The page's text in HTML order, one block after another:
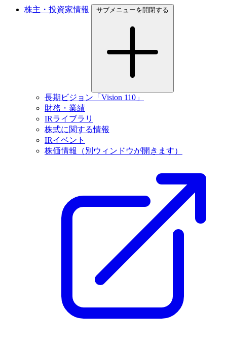
株主・投資家情報 サブメニューを開閉する
長期ビジョン「Vision 110」
財務・業績
IRライブラリ
株式に関する情報
IRイベント
株価情報
（別ウィンドウが開きます）